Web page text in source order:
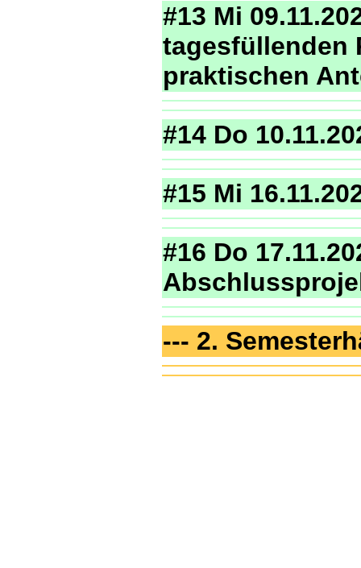
#13 Mi
tagesfüllenden
praktischen
#14 Do
#15 Mi
#16 Do
--- 2.